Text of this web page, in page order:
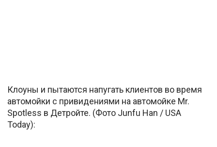
Клоуны и пытаются напугать клиентов во время
автомойки с привидениями на автомойке Mr.
Spotless в Детройте. (Фото Junfu Han / USA
Today):